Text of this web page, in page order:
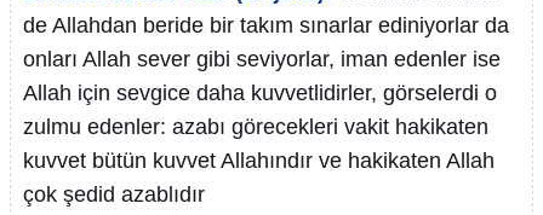
de Allahdan beride bir takım sınarlar ediniyorlar da
onları Allah sever gibi seviyorlar, iman edenler ise
Allah için sevgice daha kuvvetlidirler, görselerdi o
zulmu edenler: azabı görecekleri vakit hakikaten
kuvvet bütün kuvvet Allahındır ve hakikaten Allah
çok şedid azablıdır